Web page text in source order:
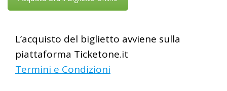
L’acquisto del biglietto avviene sulla
piattaforma Ticketone.it
Termini e Condizioni